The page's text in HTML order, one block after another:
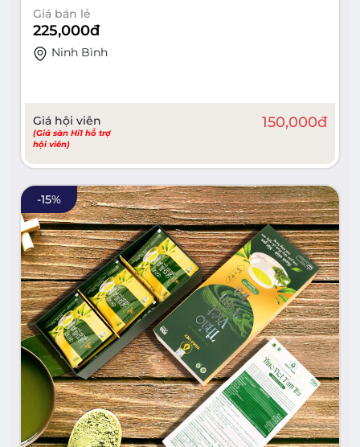
Giá bán lẻ
225,000đ
Ninh Bình
Giá hội viên
(Giá sàn Hi1 hỗ trợ
hội viên)
150,000đ
-15%